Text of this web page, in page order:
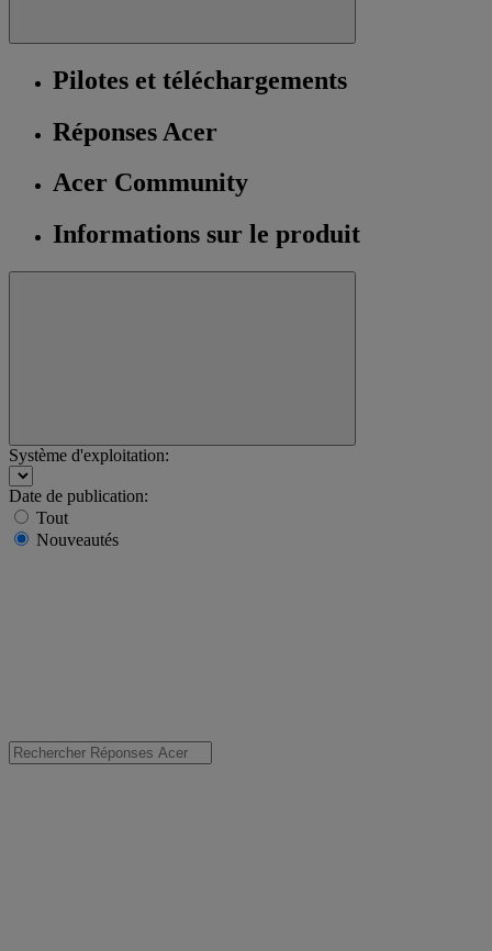
Pilotes et téléchargements
Réponses Acer
Acer Community
Informations sur le produit
Système d'exploitation:
Date de publication:
Tout
Nouveautés